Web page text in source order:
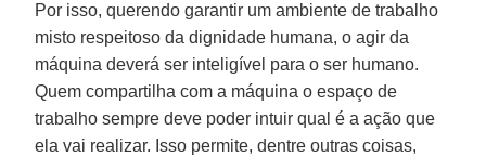
Por isso, querendo garantir um ambiente de trabalho
misto respeitoso da dignidade humana, o agir da
máquina deverá ser inteligível para o ser humano.
Quem compartilha com a máquina o espaço de
trabalho sempre deve poder intuir qual é a ação que
ela vai realizar. Isso permite, dentre outras coisas,